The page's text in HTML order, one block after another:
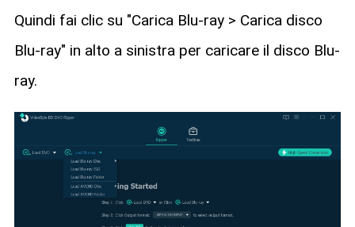
Quindi fai clic su "Carica Blu-ray > Carica disco
Blu-ray" in alto a sinistra per caricare il disco Blu-
ray.